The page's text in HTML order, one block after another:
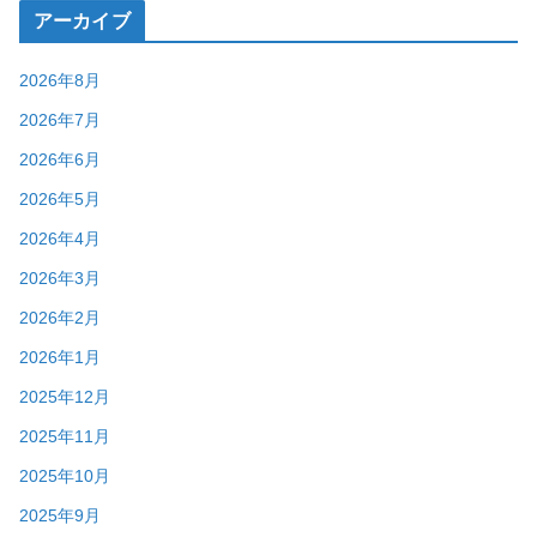
アーカイブ
2026年8月
2026年7月
2026年6月
2026年5月
2026年4月
2026年3月
2026年2月
2026年1月
2025年12月
2025年11月
2025年10月
2025年9月